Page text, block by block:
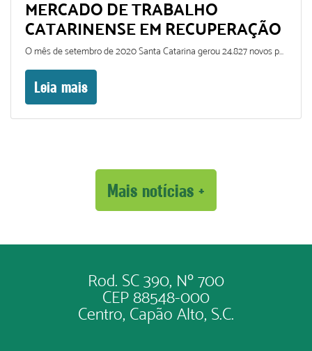
MERCADO DE TRABALHO
CATARINENSE EM RECUPERAÇÃO
O mês de setembro de 2020 Santa Catarina gerou 24.827 novos postos de trabalho, registrando 99.188 admissões e 74.361 desligamentos.
Leia mais
Mais notícias +
Rod. SC 390, Nº 700
CEP 88548-000
Centro, Capão Alto, S.C.